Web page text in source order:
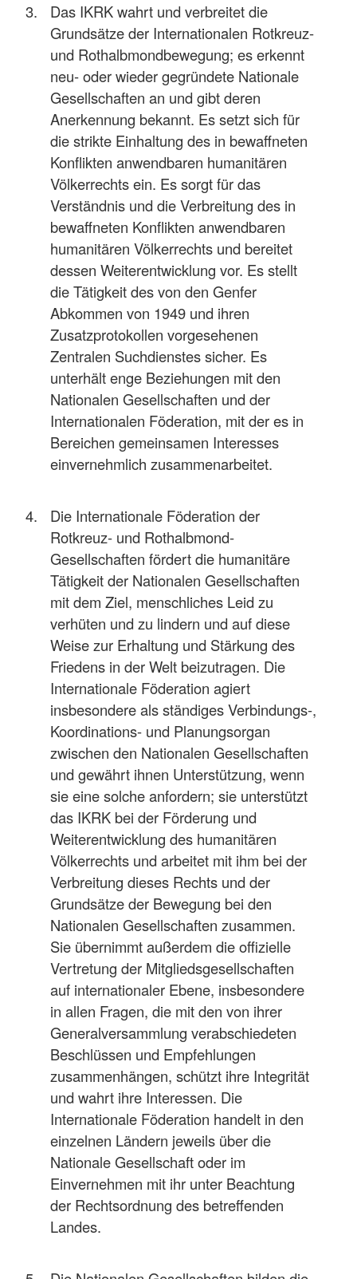
Das IKRK wahrt und verbreitet die
Grundsätze der Internationalen Rotkreuz-
und Rothalbmondbewegung; es erkennt
neu- oder wieder gegründete Nationale
Gesellschaften an und gibt deren
Anerkennung bekannt. Es setzt sich für
die strikte Einhaltung des in bewaffneten
Konflikten anwendbaren humanitären
Völkerrechts ein. Es sorgt für das
Verständnis und die Verbreitung des in
bewaffneten Konflikten anwendbaren
humanitären Völkerrechts und bereitet
dessen Weiterentwicklung vor. Es stellt
die Tätigkeit des von den Genfer
Abkommen von 1949 und ihren
Zusatzprotokollen vorgesehenen
Zentralen Suchdienstes sicher. Es
unterhält enge Beziehungen mit den
Nationalen Gesellschaften und der
Internationalen Föderation, mit der es in
Bereichen gemeinsamen Interesses
einvernehmlich zusammenarbeitet.
Die Internationale Föderation der
Rotkreuz- und Rothalbmond-
Gesellschaften fördert die humanitäre
Tätigkeit der Nationalen Gesellschaften
mit dem Ziel, menschliches Leid zu
verhüten und zu lindern und auf diese
Weise zur Erhaltung und Stärkung des
Friedens in der Welt beizutragen. Die
Internationale Föderation agiert
insbesondere als ständiges Verbindungs-,
Koordinations- und Planungsorgan
zwischen den Nationalen Gesellschaften
und gewährt ihnen Unterstützung, wenn
sie eine solche anfordern; sie unterstützt
das IKRK bei der Förderung und
Weiterentwicklung des humanitären
Völkerrechts und arbeitet mit ihm bei der
Verbreitung dieses Rechts und der
Grundsätze der Bewegung bei den
Nationalen Gesellschaften zusammen.
Sie übernimmt außerdem die offizielle
Vertretung der Mitgliedsgesellschaften
auf internationaler Ebene, insbesondere
in allen Fragen, die mit den von ihrer
Generalversammlung verabschiedeten
Beschlüssen und Empfehlungen
zusammenhängen, schützt ihre Integrität
und wahrt ihre Interessen. Die
Internationale Föderation handelt in den
einzelnen Ländern jeweils über die
Nationale Gesellschaft oder im
Einvernehmen mit ihr unter Beachtung
der Rechtsordnung des betreffenden
Landes.